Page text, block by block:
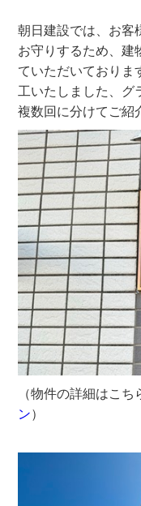
朝日建設では、お客
お守りするため、建
ていただいておりま
工いたしました、グ
複数回に分けてご
（物件の詳細はこち
ン）